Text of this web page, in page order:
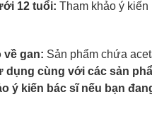
12 tuổi: Tham khảo ý
về gan: Sản phẩm chứa
dụng cùng với các sản
ý kiến bác sĩ nếu bạn